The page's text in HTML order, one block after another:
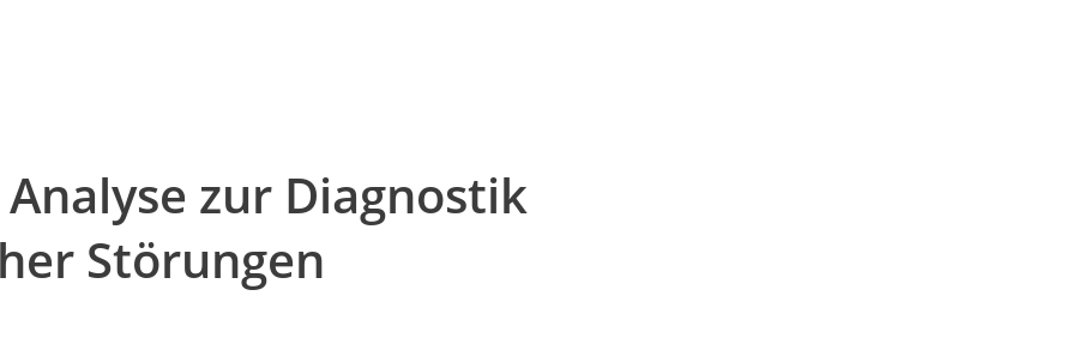
zur Diagnostik
Störungen